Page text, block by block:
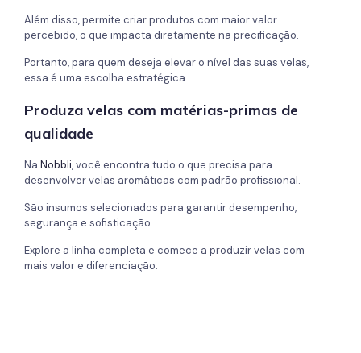
Além disso, permite criar produtos com maior valor
percebido, o que impacta diretamente na precificação.
Portanto, para quem deseja elevar o nível das suas velas,
essa é uma escolha estratégica.
Produza velas com matérias-primas de
qualidade
Na Nobbli, você encontra tudo o que precisa para
desenvolver velas aromáticas com padrão profissional.
São insumos selecionados para garantir desempenho,
segurança e sofisticação.
Explore a linha completa e comece a produzir velas com
mais valor e diferenciação.